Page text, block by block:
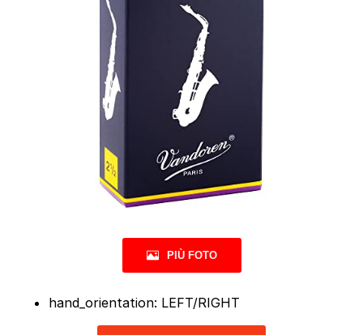
PIÙ FOTO
hand_orientation: LEFT/RIGHT